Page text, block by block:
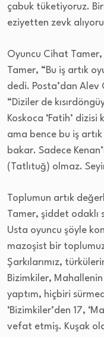
çabuk tüketiyoruz.
eziyetten zevk
Oyuncu Cihat
Tamer, “Bu iş artık
dedi. Posta’dan Alev
“Diziler de
Koskoca ‘Fatih’ dizisi
ama bence bu iş
bakar. Sadece
(Tatlıtuğ) olmaz.
Toplumun artık
Tamer, şiddet odaklı
Usta oyuncu şöyle
mazoşist bir
Şarkılarımız,
Bizimkiler,
yaptım, hiçbiri
‘Bizimkiler’den 17,
vefat etmiş. Kuşak